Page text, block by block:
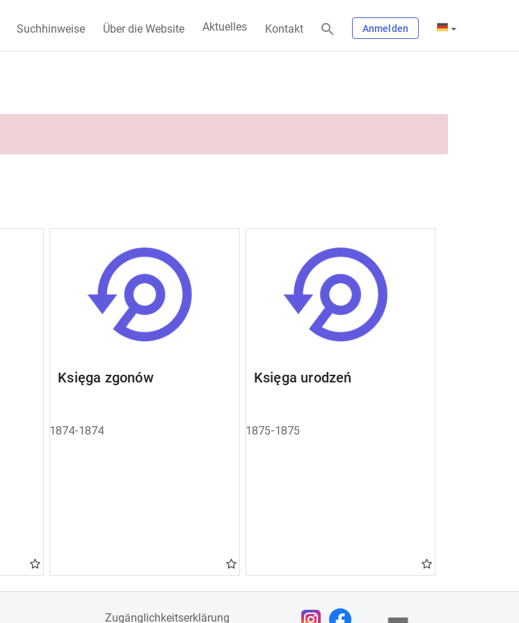
Suchhinweise Über die Website Aktuelles Kontakt Anmelden
Księga zgonów
1874-1874
Księga urodzeń
1875-1875
Zugänglichkeitserklärung